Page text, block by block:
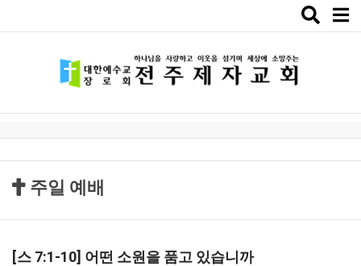
Toggle
주일 예배
[스 7:1-10] 어떤 소원을 품고 있습니까